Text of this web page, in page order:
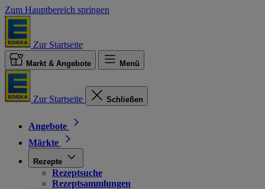
Zum Hauptbereich springen
Zur Startseite
Markt & Angebote Menü
Zur Startseite Schließen
Angebote
Märkte
Rezepte
Rezeptsuche
Rezeptsammlungen